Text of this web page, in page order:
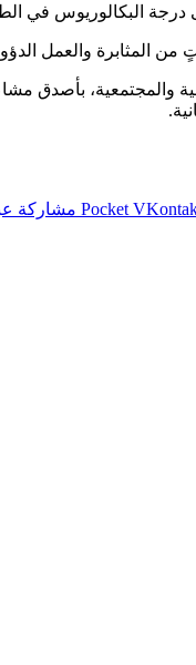
درجة البكالوريوس في
من المثابرة والعمل
والمجتمعية، بأصدق
‫Pocket مشاركة